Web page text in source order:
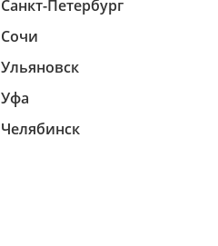
Санкт-Петербург
Сочи
Ульяновск
Уфа
Челябинск